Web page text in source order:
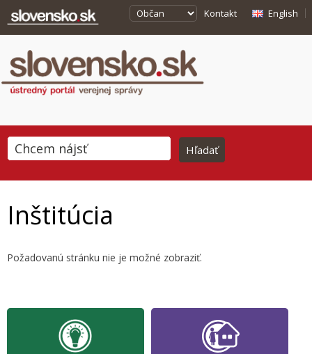
Kontakt English
Inštitúcia
Požadovanú stránku nie je možné zobraziť.